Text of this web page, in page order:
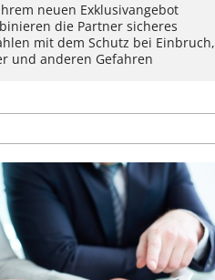
neuen Exklusivangebot
die Partner sicheres
mit dem Schutz bei Einbruch,
und anderen Gefahren